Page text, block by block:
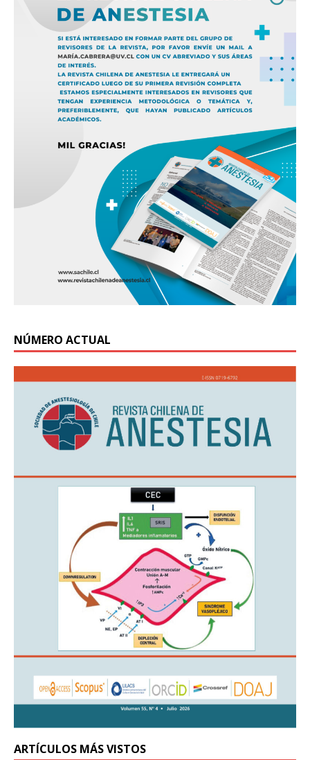
NÚMERO ACTUAL
ARTÍCULOS MÁS VISTOS